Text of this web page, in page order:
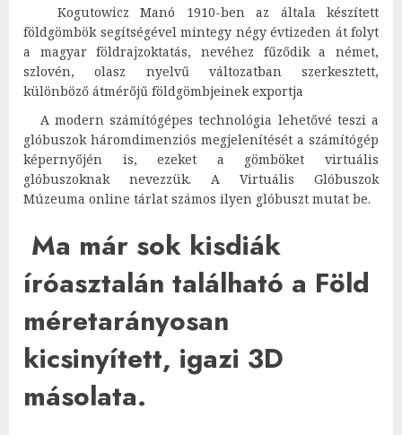
Kogutowicz Manó 1910-ben az általa készített
földgömbök segítségével mintegy négy évtizeden át folyt
a magyar földrajzoktatás, nevéhez fűződik a német,
szlovén, olasz nyelvű változatban szerkesztett,
különböző átmérőjű földgömbjeinek exportja
A modern számítógépes technológia lehetővé teszi a
glóbuszok háromdimenziós megjelenítését a számítógép
képernyőjén is, ezeket a gömböket virtuális
glóbuszoknak nevezzük. A Virtuális Glóbuszok
Múzeuma online tárlat számos ilyen glóbuszt mutat be.
Ma már sok kisdiák
íróasztalán található a Föld
méretarányosan
kicsinyített, igazi 3D
másolata.